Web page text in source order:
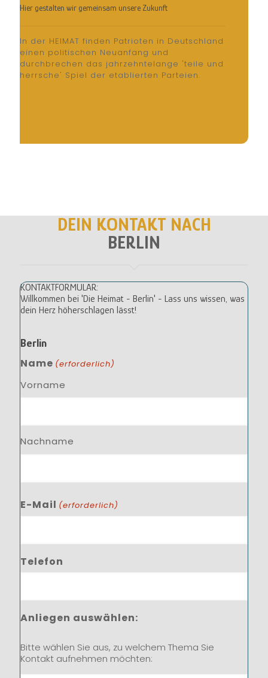
Hier gestalten wir gemeinsam unsere Zukunft
In der HEIMAT finden Patrioten in Deutschland
einen politischen Neuanfang und
durchbrechen das jahrzehntelange 'teile und
herrsche' Spiel der etablierten Parteien.
DEIN KONTAKT NACH
BERLIN
KONTAKTFORMULAR:
Willkommen bei 'Die Heimat - Berlin' - Lass uns wissen, was
dein Herz höherschlagen lässt!
Berlin
Name (erforderlich)
Vorname
Nachname
E-Mail (erforderlich)
Telefon
Anliegen auswählen:
Bitte wählen Sie aus, zu welchem Thema Sie
Kontakt aufnehmen möchten: